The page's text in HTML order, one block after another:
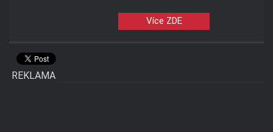
Více ZDE
REKLAMA